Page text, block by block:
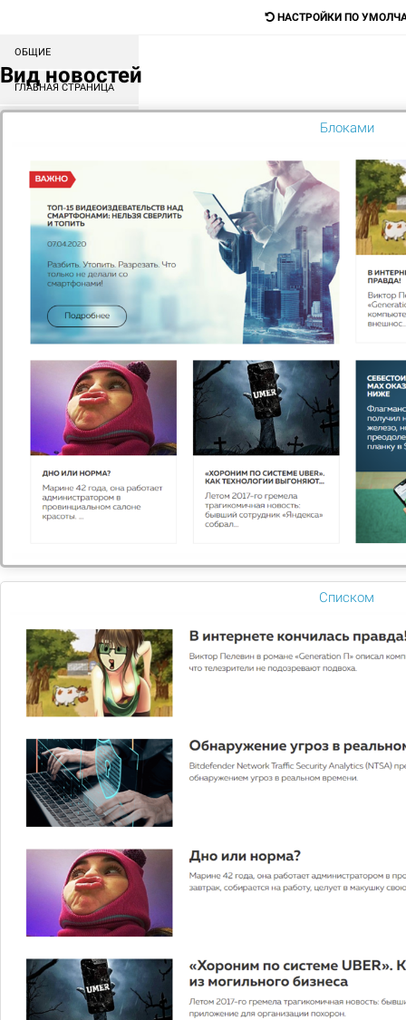
НАСТРОЙКИ ПО
ОБЩИЕ
ГЛАВНАЯ СТРАНИЦА
Вид новостей
Блоками
Списком
Поиск
ГЛАВНАЯ
МЕГАПЛАН
Подобрать по характеристикам
Сортировать по
Наименованию Популярности
Мегаплан: тариф "Совместная работа"
Зарегистрируйте свою компанию и оцените все
преимущества работы в CRM Мегаплан. Для перехода
на другую редакцию достаточно оплатить разницу в
1 650
Сравнить